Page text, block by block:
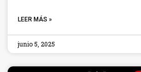
LEER MÁS »
junio 5, 2025